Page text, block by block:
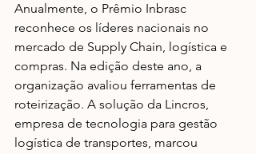
Anualmente, o Prêmio Inbrasc
reconhece os líderes nacionais no
mercado de Supply Chain, logística e
compras. Na edição deste ano, a
organização avaliou ferramentas de
roteirização. A solução da Lincros,
empresa de tecnologia para gestão
logística de transportes, marcou